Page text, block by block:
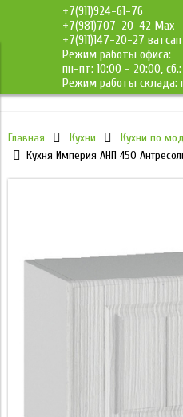
+7(911)924-61-76
+7(981)707-20-42 Max
+7(911)147-20-27 ватсап
Режим работы офиса:
пн-пт: 10:00 - 20:00, сб.:
Режим работы склада:
ДМС-
Главная Кухни Кухни по
Кухня Империя АНП 450